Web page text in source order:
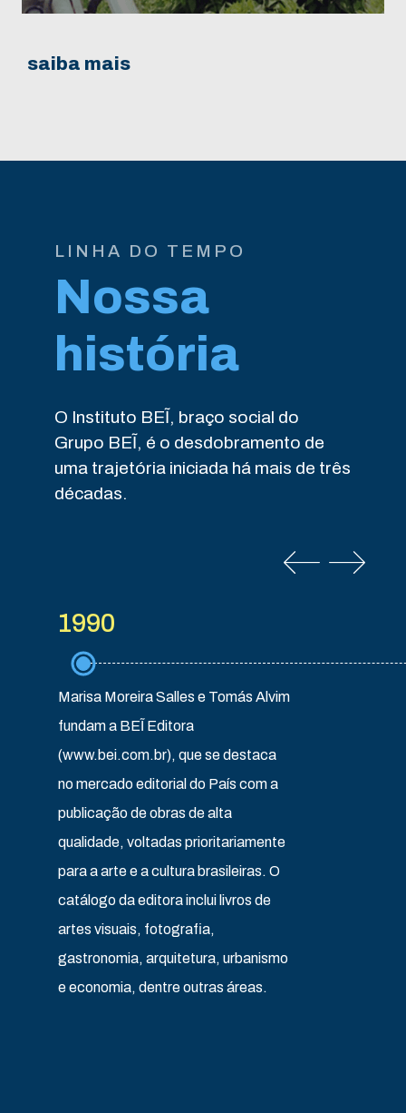
saiba mais
LINHA DO TEMPO
Nossa
história
O Instituto BEĨ, braço social do
Grupo BEĨ, é o desdobramento de
uma trajetória iniciada há mais de três
décadas.
1990
Marisa Moreira Salles e Tomás Alvim
fundam a BEĨ Editora
(www.bei.com.br), que se destaca
no mercado editorial do País com a
publicação de obras de alta
qualidade, voltadas prioritariamente
para a arte e a cultura brasileiras. O
catálogo da editora inclui livros de
artes visuais, fotografia,
gastronomia, arquitetura, urbanismo
e economia, dentre outras áreas.